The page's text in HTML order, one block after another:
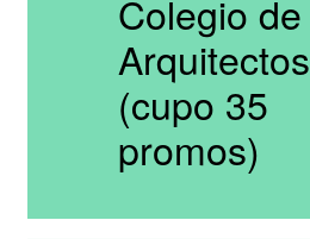
Colegio de
Arquitectos
(cupo 35
promos)